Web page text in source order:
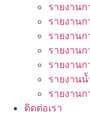
รายงาน
รายงาน
รายงาน
รายงาน
รายงาน
รายงาน
รายงาน
ติดต่อเรา